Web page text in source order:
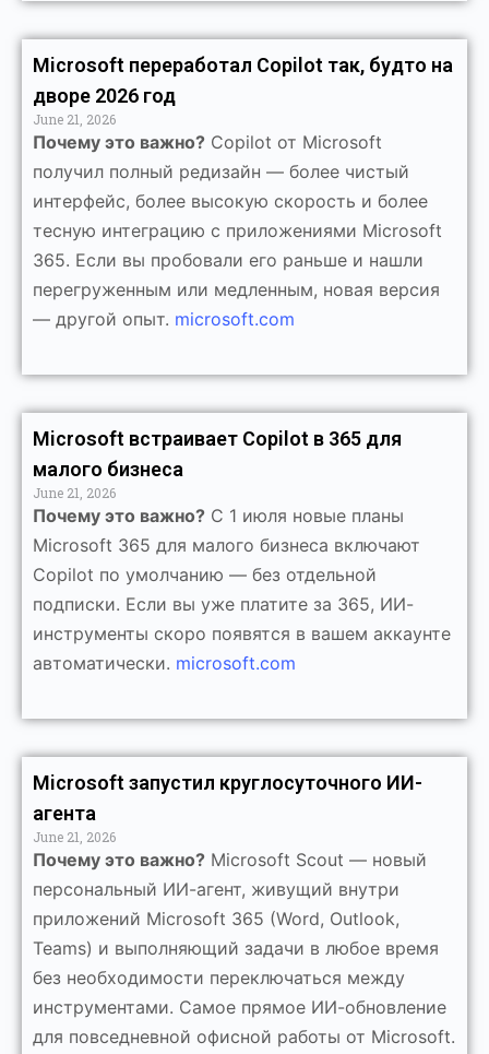
Microsoft переработал Copilot так, будто на
дворе 2026 год
June 21, 2026
Почему это важно? Copilot от Microsoft
получил полный редизайн — более чистый
интерфейс, более высокую скорость и более
тесную интеграцию с приложениями Microsoft
365. Если вы пробовали его раньше и нашли
перегруженным или медленным, новая версия
— другой опыт. microsoft.com
Microsoft встраивает Copilot в 365 для
малого бизнеса
June 21, 2026
Почему это важно? С 1 июля новые планы
Microsoft 365 для малого бизнеса включают
Copilot по умолчанию — без отдельной
подписки. Если вы уже платите за 365, ИИ-
инструменты скоро появятся в вашем аккаунте
автоматически. microsoft.com
Microsoft запустил круглосуточного ИИ-
агента
June 21, 2026
Почему это важно? Microsoft Scout — новый
персональный ИИ-агент, живущий внутри
приложений Microsoft 365 (Word, Outlook,
Teams) и выполняющий задачи в любое время
без необходимости переключаться между
инструментами. Самое прямое ИИ-обновление
для повседневной офисной работы от Microsoft.